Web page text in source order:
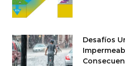
Desafíos